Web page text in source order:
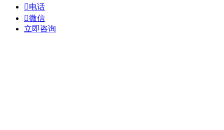
电话
微信
立即咨询